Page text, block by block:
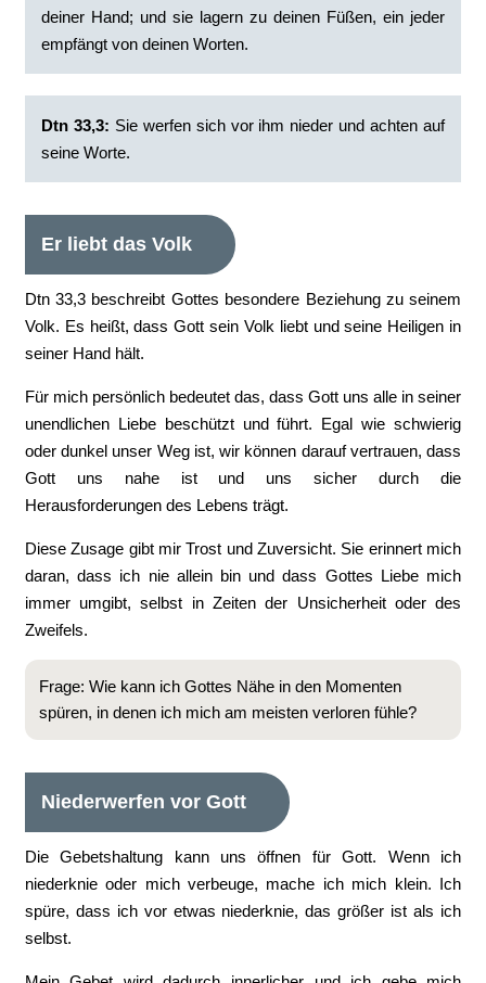
deiner Hand; und sie lagern zu deinen Füßen, ein jeder
empfängt von deinen Worten.
Dtn 33,3: Sie werfen sich vor ihm nieder und achten auf
seine Worte.
Er liebt das Volk
Dtn 33,3 beschreibt Gottes besondere Beziehung zu seinem
Volk. Es heißt, dass Gott sein Volk liebt und seine Heiligen in
seiner Hand hält.
Für mich persönlich bedeutet das, dass Gott uns alle in seiner
unendlichen Liebe beschützt und führt. Egal wie schwierig
oder dunkel unser Weg ist, wir können darauf vertrauen, dass
Gott uns nahe ist und uns sicher durch die
Herausforderungen des Lebens trägt.
Diese Zusage gibt mir Trost und Zuversicht. Sie erinnert mich
daran, dass ich nie allein bin und dass Gottes Liebe mich
immer umgibt, selbst in Zeiten der Unsicherheit oder des
Zweifels.
Frage: Wie kann ich Gottes Nähe in den Momenten
spüren, in denen ich mich am meisten verloren fühle?
Niederwerfen vor Gott
Die Gebetshaltung kann uns öffnen für Gott. Wenn ich
niederknie oder mich verbeuge, mache ich mich klein. Ich
spüre, dass ich vor etwas niederknie, das größer ist als ich
selbst.